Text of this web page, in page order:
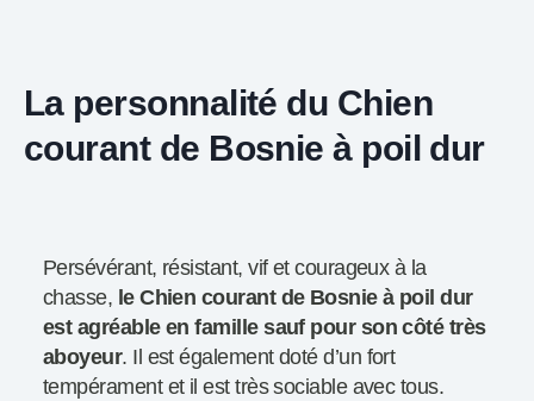
La personnalité du Chien
courant de Bosnie à poil dur
Persévérant, résistant, vif et courageux à la
chasse, le Chien courant de Bosnie à poil dur
est agréable en famille sauf pour son côté très
aboyeur. Il est également doté d’un fort
tempérament et il est très sociable avec tous.